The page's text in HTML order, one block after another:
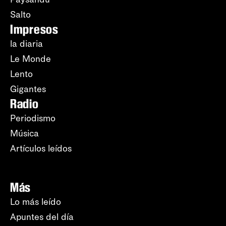
Salto
Impresos
la diaria
Le Monde
Lento
Gigantes
Radio
Periodismo
Música
Artículos leídos
Más
Lo más leído
Apuntes del día